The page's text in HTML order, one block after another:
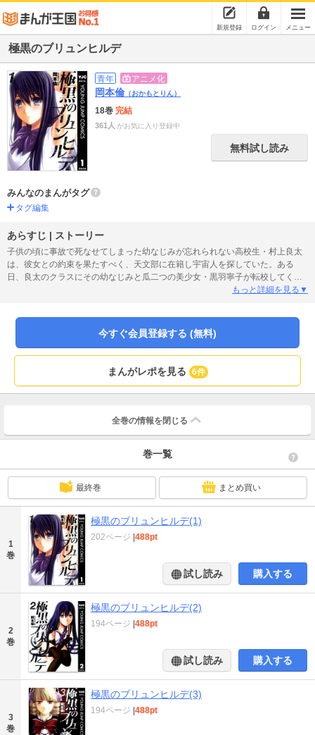
新規登録 ログイン メニュー
極黒のブリュンヒルデ
青年 アニメ化
岡本倫 （おかもとりん）
18巻 完結
361人 がお気に入り登録中
無料試し読み
みんなのまんがタグ
タグ編集
あらすじ | ストーリー
子供の頃に事故で死なせてしまった幼なじみが忘れられない高校生・村上良太
は、彼女との約束を果たすべく、天文部に在籍し宇宙人を探していた。ある
日、良太のクラスにその幼なじみと瓜二つの美少女・黒羽寧子が転校してく
る。どこか浮世離れした彼女の秘密とは一体…!? 純愛ダークファンタジー！
もっと詳細を見る▼
今すぐ会員登録する (無料)
まんがレポを見る 6件
全巻の情報を 閉じる
巻一覧
最終巻 まとめ買い
1
巻
極黒のブリュンヒルデ(1)
202ページ 488pt
試し読み 購入する
2
巻
極黒のブリュンヒルデ(2)
194ページ 488pt
試し読み 購入する
3
巻
極黒のブリュンヒルデ(3)
194ページ 488pt